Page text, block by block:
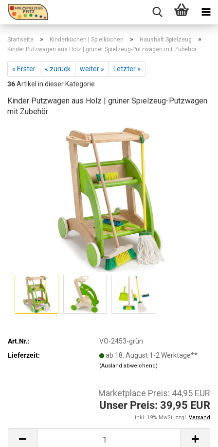
Startseite » Kinderküchen | Spielküchen » Haushalt Spielzeug »
Kinder Putzwagen aus Holz | grüner Spielzeug-Putzwagen mit Zubehör
« Erster « zurück weiter »
Letzter »
36Artikel in dieser Kategorie
Kinder Putzwagen aus Holz | grüner Spielzeug-Putzwagen
mit Zubehör
Art.Nr.:
VO-2453-grün
Lieferzeit:
ab 18. August 1-2 Werktage**
(Ausland abweichend)
Marketplace Preis: 44,95 EUR
Unser Preis: 39,95 EUR
inkl. 19% MwSt. zzgl. Versand